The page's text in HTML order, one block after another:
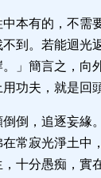
本有的，不需
到。若能迴光
」簡言之，向
功夫，就是回
倒，追逐妄緣
常寂光淨土中
十分愚痴，實